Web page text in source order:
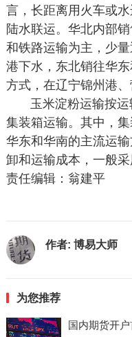
言，长距离用火车或
陆水联运。华北内部
和铁路运输为主，少
港下水，东北销往华
方式，在辽宁锦州港、
玉米淀粉运输按
集装箱运输。其中，
华东和华南的主流运
卸和运输成本，一般采
责任编辑：翁建平
作者: 博易大师
为您推荐
国内期货开